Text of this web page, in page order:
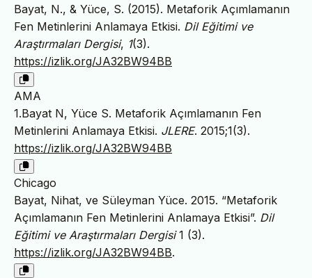
Bayat, N., & Yüce, S. (2015). Metaforik Açımlamanın
Fen Metinlerini Anlamaya Etkisi. Dil Eğitimi ve
Araştırmaları Dergisi, 1(3).
https://izlik.org/JA32BW94BB
AMA
1.Bayat N, Yüce S. Metaforik Açımlamanın Fen
Metinlerini Anlamaya Etkisi. JLERE. 2015;1(3).
https://izlik.org/JA32BW94BB
Chicago
Bayat, Nihat, ve Süleyman Yüce. 2015. “Metaforik
Açımlamanın Fen Metinlerini Anlamaya Etkisi”. Dil
Eğitimi ve Araştırmaları Dergisi1 (3).
https://izlik.org/JA32BW94BB.